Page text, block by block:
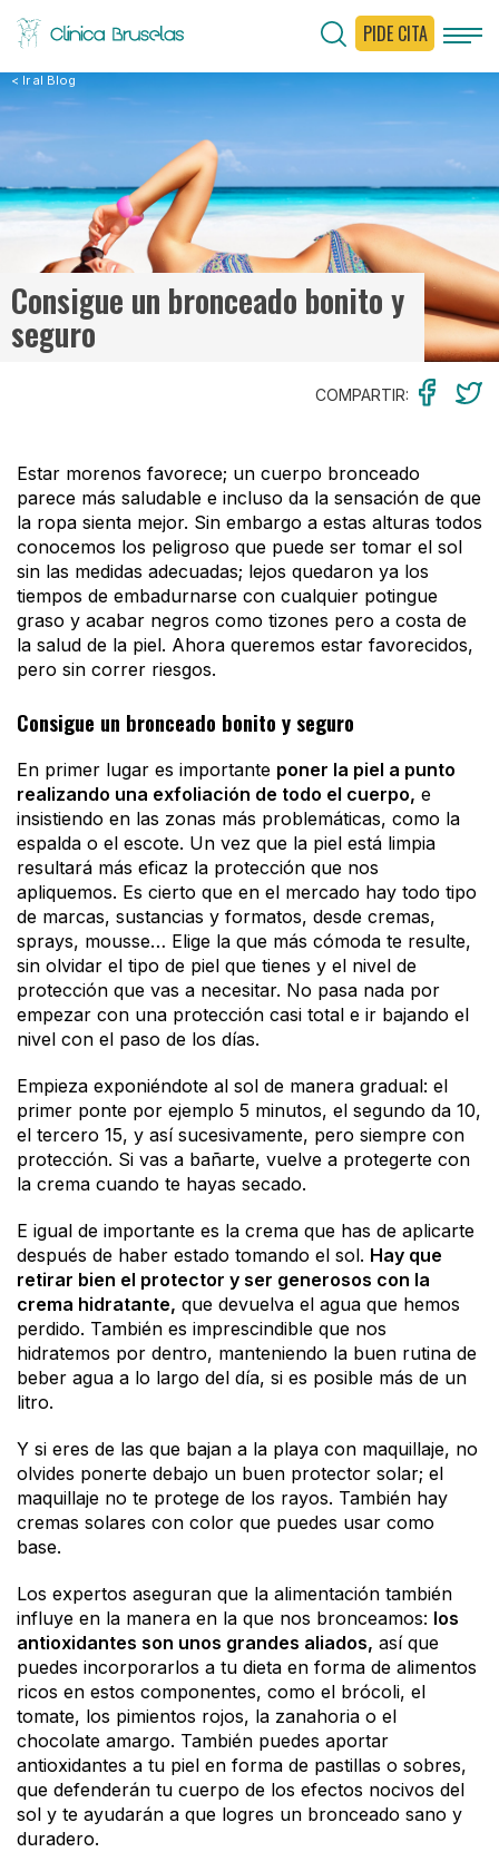
PIDE CITA
< Ir al Blog
Consigue un bronceado bonito y
seguro
COMPARTIR:
Estar morenos favorece; un cuerpo bronceado
parece más saludable e incluso da la sensación de que
la ropa sienta mejor. Sin embargo a estas alturas todos
conocemos los peligroso que puede ser tomar el sol
sin las medidas adecuadas; lejos quedaron ya los
tiempos de embadurnarse con cualquier potingue
graso y acabar negros como tizones pero a costa de
la salud de la piel. Ahora queremos estar favorecidos,
pero sin correr riesgos.
Consigue un bronceado bonito y seguro
En primer lugar es importante poner la piel a punto
realizando una exfoliación de todo el cuerpo, e
insistiendo en las zonas más problemáticas, como la
espalda o el escote. Un vez que la piel está limpia
resultará más eficaz la protección que nos
apliquemos. Es cierto que en el mercado hay todo tipo
de marcas, sustancias y formatos, desde cremas,
sprays, mousse… Elige la que más cómoda te resulte,
sin olvidar el tipo de piel que tienes y el nivel de
protección que vas a necesitar. No pasa nada por
empezar con una protección casi total e ir bajando el
nivel con el paso de los días.
Empieza exponiéndote al sol de manera gradual: el
primer ponte por ejemplo 5 minutos, el segundo d­a 10,
el tercero 15, y así­ sucesivamente, pero siempre con
protección. Si vas a bañarte, vuelve a protegerte con
la crema cuando te hayas secado.
E igual de importante es la crema que has de aplicarte
después de haber estado tomando el sol. Hay que
retirar bien el protector y ser generosos con la
crema hidratante, que devuelva el agua que hemos
perdido. También es imprescindible que nos
hidratemos por dentro, manteniendo la buen rutina de
beber agua a lo largo del día, si es posible más de un
litro.
Y si eres de las que bajan a la playa con maquillaje, no
olvides ponerte debajo un buen protector solar; el
maquillaje no te protege de los rayos. También hay
cremas solares con color que puedes usar como
base.
Los expertos aseguran que la alimentación también
influye en la manera en la que nos bronceamos: los
antioxidantes son unos grandes aliados, así que
puedes incorporarlos a tu dieta en forma de alimentos
ricos en estos componentes, como el brócoli, el
tomate, los pimientos rojos, la zanahoria o el
chocolate amargo. También puedes aportar
antioxidantes a tu piel en forma de pastillas o sobres,
que defenderán tu cuerpo de los efectos nocivos del
sol y te ayudarán a que logres un bronceado sano y
duradero.